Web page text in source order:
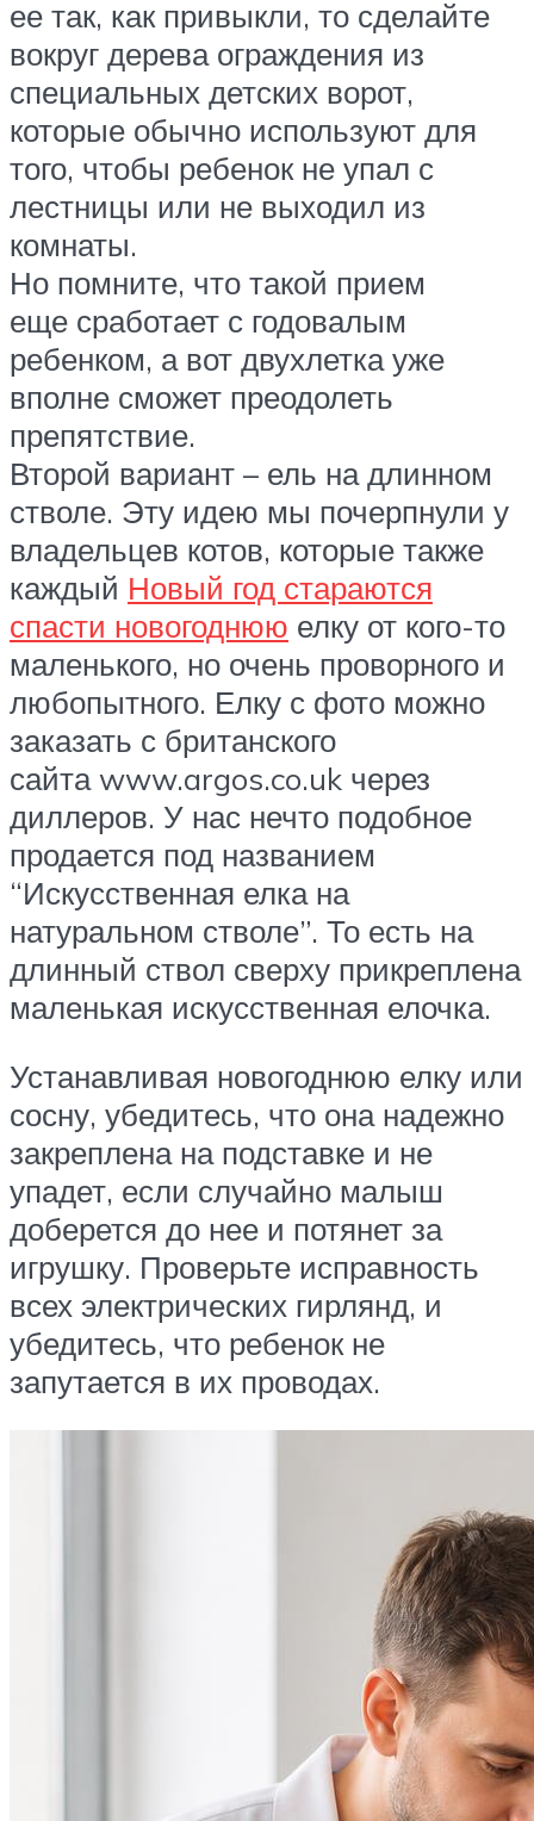
ее так, как привыкли, то сделайте
вокруг дерева ограждения из
специальных детских ворот,
которые обычно используют для
того, чтобы ребенок не упал с
лестницы или не выходил из
комнаты.
Но помните, что такой прием
еще сработает с годовалым
ребенком, а вот двухлетка уже
вполне сможет преодолеть
препятствие.
Второй вариант – ель на длинном
стволе. Эту идею мы почерпнули у
владельцев котов, которые также
каждый Новый год стараются
спасти новогоднюю елку от кого-то
маленького, но очень проворного и
любопытного. Елку с фото можно
заказать с британского
сайта www.argos.co.uk через
диллеров. У нас нечто подобное
продается под названием
“Искусственная елка на
натуральном стволе”. То есть на
длинный ствол сверху прикреплена
маленькая искусственная елочка.
Устанавливая новогоднюю елку или
сосну, убедитесь, что она надежно
закреплена на подставке и не
упадет, если случайно малыш
доберется до нее и потянет за
игрушку. Проверьте исправность
всех электрических гирлянд, и
убедитесь, что ребенок не
запутается в их проводах.